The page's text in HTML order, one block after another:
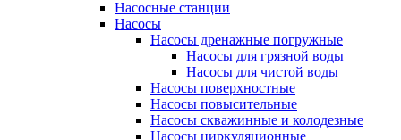
Насосные станции
Насосы
Насосы дренажные погружные
Насосы для грязной воды
Насосы для чистой воды
Насосы поверхностные
Насосы повысительные
Насосы скважинные и колодезные
Насосы циркуляционные